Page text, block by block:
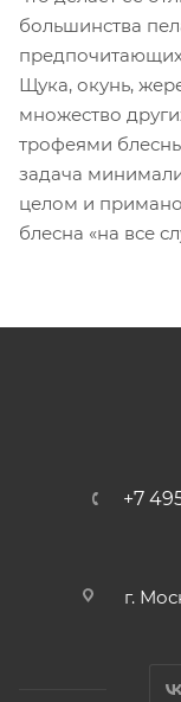
большинства
Щука, окунь,
множество
трофеями
задача
целом и
блесна «на все
+7
г.